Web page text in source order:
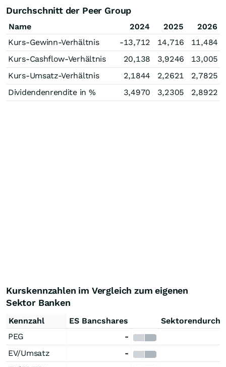
Durchschnitt der Peer Group
Name 2024 2025
2026
Kurs-Gewinn-Verhältnis
-13,712 14,716
11,484
Kurs-Cashflow-Verhältnis
20,138 3,9246
13,005
Kurs-Umsatz-Verhältnis
2,1844 2,2621
2,7825
Dividendenrendite in %
3,4970 3,2305 2,8922
Kurskennzahlen im Vergleich zum eigenen
Sektor Banken
Kennzahl ES Bancshares
PEG
-
EV/Umsatz
-